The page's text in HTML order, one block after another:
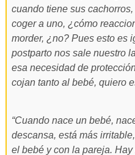
cuando tiene sus
coger a uno, ¿cómo
morder, ¿no? Pues esto es
postparto nos sale nuestro
esa necesidad de
cojan tanto al bebé, quiero
“Cuando nace un bebé,
descansa, está más
el bebé y con la pareja.